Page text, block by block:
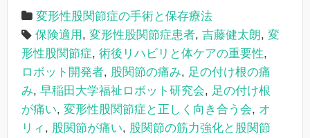
変形性股関節症の手術と保存療法
保険適用 , 変形性股関節症患者, 吉藤健太朗, 変
形性股関節症, 術後リハビリと体ケアの重要性,
ロボット開発者, 股関節の痛み, 足の付け根の痛
み, 早稲田大学福祉ロボット研究会, 足の付け根
が痛い, 変形性股関節症と正しく向き合う会, オ
リィ , 股関節が痛い, 股関節の筋力強化と股関節